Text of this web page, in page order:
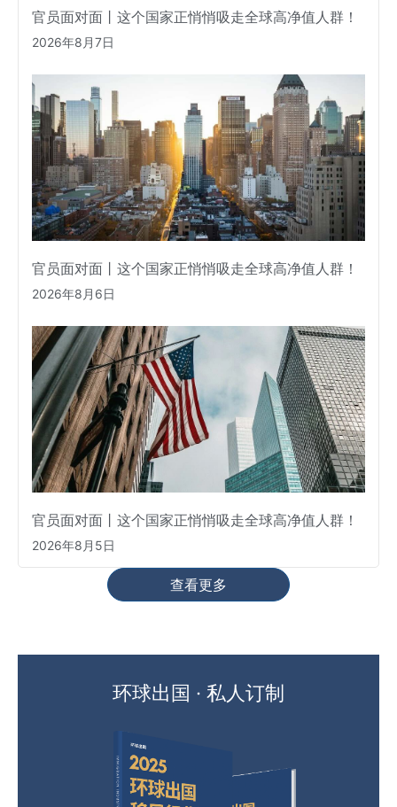
官员面对面丨这个国家正悄悄吸走全球高净值人群！
2026年8月7日
官员面对面丨这个国家正悄悄吸走全球高净值人群！
2026年8月6日
官员面对面丨这个国家正悄悄吸走全球高净值人群！
2026年8月5日
查看更多
环球出国 · 私人订制